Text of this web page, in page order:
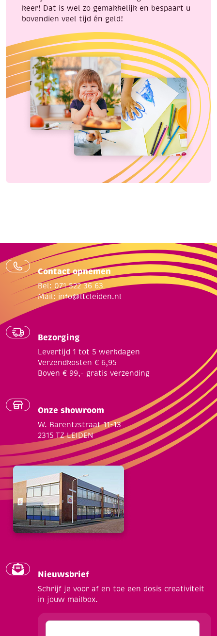
keer! Dat is wel zo gemakkelijk en bespaart u
bovendien veel tijd én geld!
Contact opnemen
Bel: 071 522 36 63
Mail: info@ltcleiden.nl
Bezorging
Levertijd 1 tot 5 werkdagen
Verzendkosten € 6,95
Boven € 99,- gratis verzending
Onze showroom
W. Barentzstraat 11-13
2315 TZ LEIDEN
Nieuwsbrief
Schrijf je voor af en toe een dosis creativiteit
in jouw mailbox.